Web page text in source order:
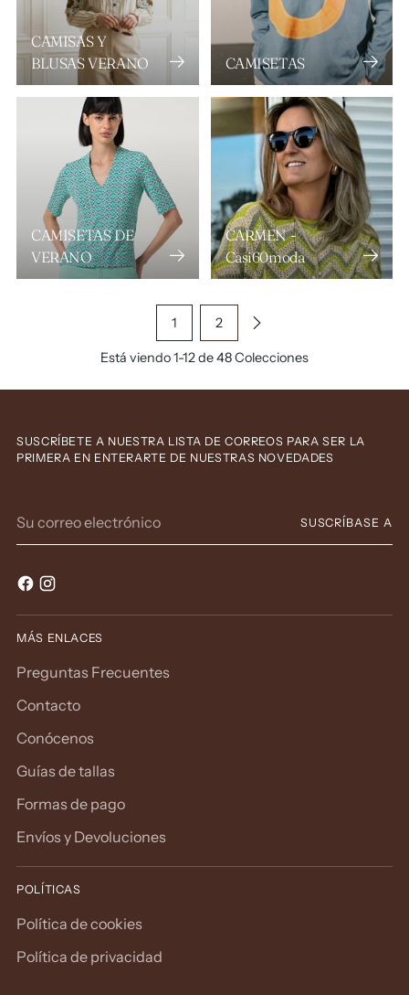
CAMISAS Y
BLUSAS VERANO
CAMISETAS
CAMISETAS DE
VERANO
CARMEN -
Casi60moda
1 2
Está viendo 1-12 de 48 Colecciones
SUSCRÍBETE A NUESTRA LISTA DE CORREOS PARA SER LA
PRIMERA EN ENTERARTE DE NUESTRAS NOVEDADES
correo
SUSCRÍBASE A
MÁS ENLACES
Preguntas Frecuentes
Contacto
Conócenos
Guías de tallas
Formas de pago
Envíos y Devoluciones
POLÍTICAS
Política de cookies
Política de privacidad